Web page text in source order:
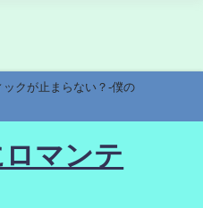
クが止まらない？-僕の
マンテ